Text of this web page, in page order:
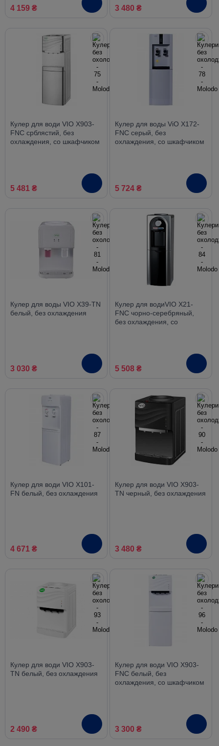
4 159 ₴ 3 480 ₴
Кулер для води VIO X903-
FNC срблястий, без
охлаждения, со шкафчиком
5 481 ₴
Кулер для воды ViO X172-
FNC серый, без
охлаждения, со шкафчиком
5 724 ₴
Кулер для воды VIO X39-TN
белый, без охлаждения
3 030 ₴
Кулер для водиVIO Х21-
FNC чорно-серебряный,
без охлаждения, со
5 508 ₴
Кулер для води VIO X101-
FN белый, без охлаждения
4 671 ₴
Кулер для води VIO X903-
TN черный, без охлаждения
3 480 ₴
Кулер для води VIO X903-
TN белый, без охлаждения
2 490 ₴
Кулер для води VIO X903-
FNC белый, без
охлаждения, со шкафчиком
3 300 ₴